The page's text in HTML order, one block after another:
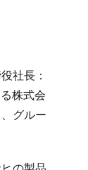
社長：
株式会
グルー